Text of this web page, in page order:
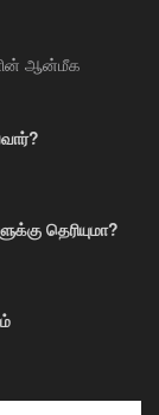
ஆன்மீக
தெரியுமா?